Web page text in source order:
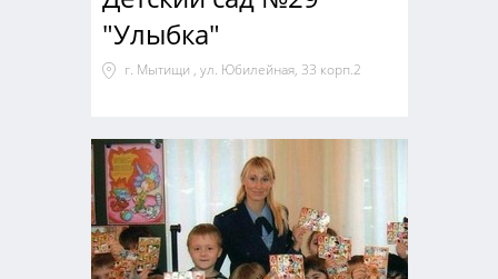
"Улыбка"
г. Мытищи , ул. Юбилейная, 33 корп.2